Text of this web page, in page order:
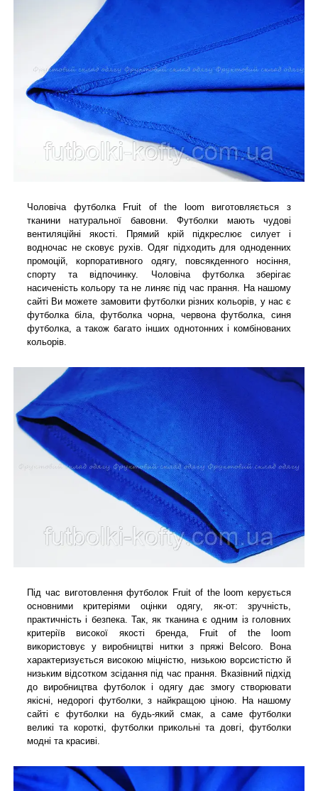
Чоловіча футболка Fruit of the loom виготовляється з
тканини натуральної бавовни. Футболки мають чудові
вентиляційні якості. Прямий крій підкреслює силует і
водночас не сковує рухів. Одяг підходить для одноденних
промоцій, корпоративного одягу, повсякденного носіння,
спорту та відпочинку. Чоловіча футболка зберігає
насиченість кольору та не линяє під час прання. На нашому
сайті Ви можете замовити футболки різних кольорів, у нас є
футболка біла, футболка чорна, червона футболка, синя
футболка, а також багато інших однотонних і комбінованих
кольорів.
Під час виготовлення футболок Fruit of the loom керується
основними критеріями оцінки одягу, як-от: зручність,
практичність і безпека. Так, як тканина є одним із головних
критеріїв високої якості бренда, Fruit of the loom
використовує у виробництві нитки з пряжі Belcoro. Вона
характеризується високою міцністю, низькою ворсистістю й
низьким відсотком зсідання під час прання. Вказівний підхід
до виробництва футболок і одягу дає змогу створювати
якісні, недорогі футболки, з найкращою ціною. На нашому
сайті є футболки на будь-який смак, а саме футболки
великі та короткі, футболки прикольні та довгі, футболки
модні та красиві.